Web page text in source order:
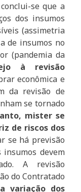
se que a
dos insumos
(assimetria
de insumos no
(pandemia da
à revisão
econômica e
da revisão de
se tornado
mister se
de riscos dos
se há previsão
insumos devem
A revisão
do Contratado
variação dos